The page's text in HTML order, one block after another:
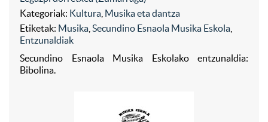
Kategoriak: Kultura Musika eta dantza
Etiketak: Musika Secundino Esnaola Musika Eskola
Entzunaldiak
Secundino Esnaola Musika Eskolako entzunaldia:
Bibolina.